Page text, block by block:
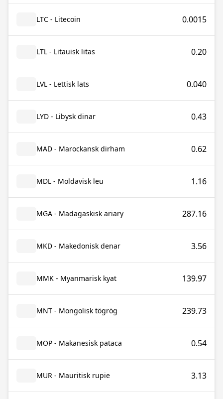
LTC - Litecoin 0.0015
LTL - Litauisk litas 0.20
LVL - Lettisk lats 0.040
LYD - Libysk dinar 0.43
MAD - Marockansk dirham 0.62
MDL - Moldavisk leu 1.16
MGA - Madagaskisk ariary 287.16
MKD - Makedonisk denar 3.56
MMK - Myanmarisk kyat 139.97
MNT - Mongolisk tögrög 239.73
MOP - Makanesisk pataca 0.54
MUR - Mauritisk rupie 3.13